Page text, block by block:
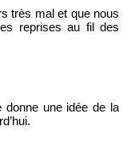
très mal et que nous
reprises au fil des
donne une idée de la